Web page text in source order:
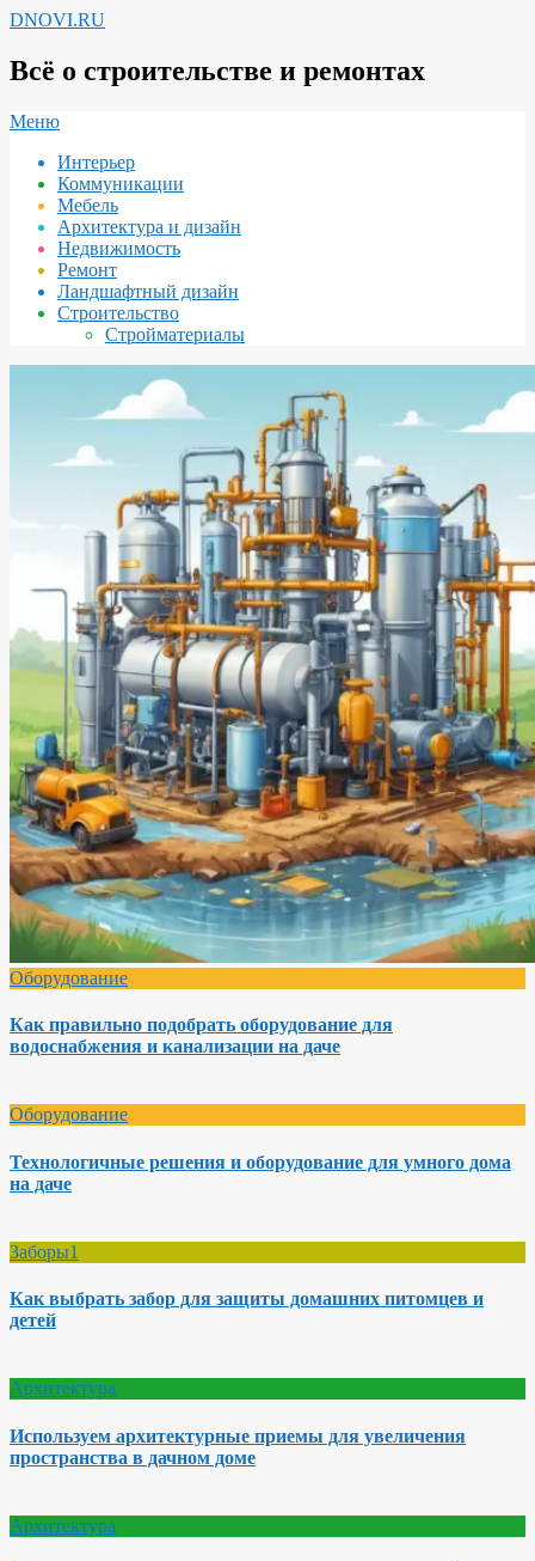
Перейти
содержимому
DNOVI.RU
Всё о строительстве и ремонтах
Вторичное
навигации
Меню
Интерьер
Коммуникации
Мебель
Архитектура и дизайн
Недвижимость
Ремонт
Ландшафтный дизайн
Строительство
Стройматериалы
Оборудование
Как правильно подобрать оборудование для
водоснабжения и канализации на даче
Оборудование
Технологичные решения и оборудование для умного дома
на даче
Заборы1
Как выбрать забор для защиты домашних питомцев и
детей
Архитектура
Используем архитектурные приемы для увеличения
пространства в дачном доме
Архитектура